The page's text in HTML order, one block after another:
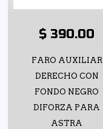
$ 390.00
FARO AUXILIAR
DERECHO CON
FONDO NEGRO
DIFORZA PARA
ASTRA